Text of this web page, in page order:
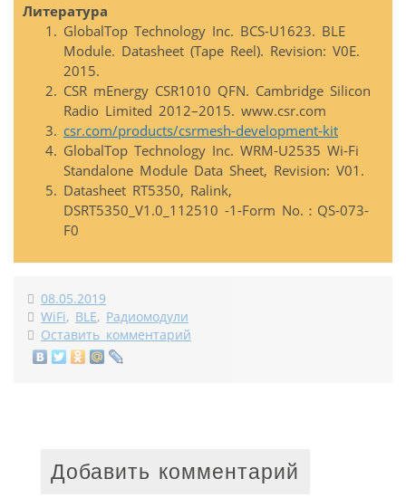
Литература
GlobalTop Technology Inc. BCS-U1623. BLE
Module. Datasheet (Tape Reel). Revision: V0E.
2015.
CSR mEnergy CSR1010 QFN. Cambridge Silicon
Radio Limited 2012–2015. www.csr.com
csr.com/products/csrmesh-development-kit
GlobalTop Technology Inc. WRM-U2535 Wi-Fi
Standalone Module Data Sheet, Revision: V01.
Datasheet RT5350, Ralink,
DSRT5350_V1.0_112510 -1-Form No.：QS-073-
F0
08.05.2019
WiFi, BLE, Радиомодули
Оставить комментарий
Добавить комментарий